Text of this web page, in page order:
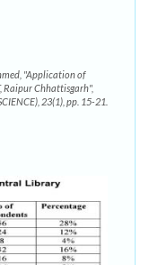
"Application of
Raipur Chhattisgarh",
23(1), pp. 15-21.